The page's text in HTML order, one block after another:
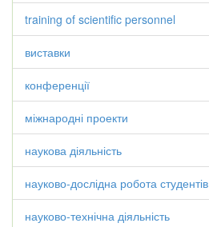
training of scientific personnel
виставки
конференції
міжнародні проекти
наукова діяльність
науково-дослідна робота студентів
науково-технічна діяльність